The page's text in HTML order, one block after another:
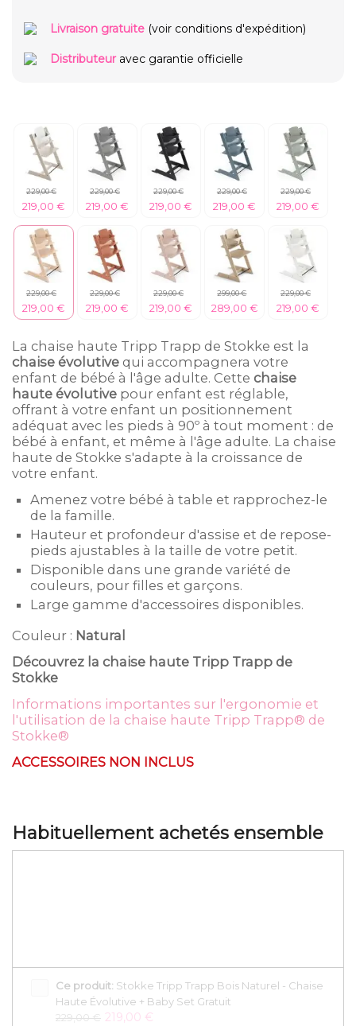
Livraison gratuite (voir conditions d'expédition)
Distributeuravec garantie officielle
229,00 €
219,00 €
229,00 €
219,00 €
229,00 €
219,00 €
229,00 €
219,00 €
229,00 €
219,00 €
229,00 €
219,00 €
229,00 €
219,00 €
229,00 €
219,00 €
299,00 €
289,00 €
229,00 €
219,00 €
La chaise haute Tripp Trapp de Stokke est la
chaise évolutive qui accompagnera votre
enfant de bébé à l'âge adulte. Cette chaise
haute évolutive pour enfant est réglable,
offrant à votre enfant un positionnement
adéquat avec les pieds à 90º à tout moment : de
bébé à enfant, et même à l'âge adulte. La chaise
haute de Stokke s'adapte à la croissance de
votre enfant.
Amenez votre bébé à table et rapprochez-le
de la famille.
Hauteur et profondeur d'assise et de repose-
pieds ajustables à la taille de votre petit.
Disponible dans une grande variété de
couleurs, pour filles et garçons.
Large gamme d'accessoires disponibles.
Couleur : Natural
Découvrez la chaise haute Tripp Trapp de
Stokke
Informations importantes sur l'ergonomie et
l'utilisation de la chaise haute Tripp Trapp® de
Stokke®
ACCESSOIRES NON INCLUS
Habituellement achetés ensemble
Ce produit: Stokke Tripp Trapp Bois Naturel - Chaise
Haute Évolutive + Baby Set Gratuit
229,00 € 219,00 €